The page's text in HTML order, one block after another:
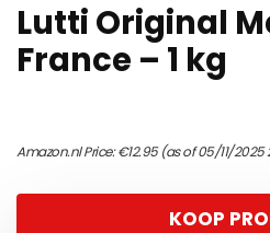
Lutti Original
France – 1 kg
Amazon.nl Price:€12.95(as of 05/11/2025
KOOP